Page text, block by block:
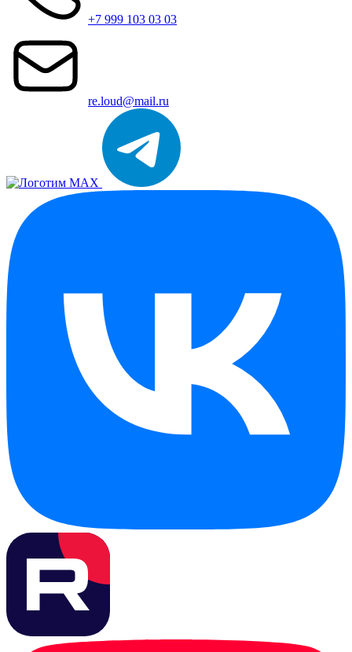
+7 999 103 03 03
re.loud@mail.ru